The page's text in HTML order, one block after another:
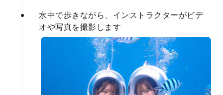
水中で歩きながら、インストラクターがビデ
オや写真を撮影します